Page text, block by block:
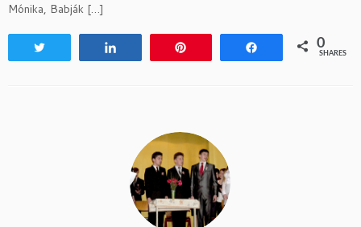
Mónika, Babják […]
0
SHARES